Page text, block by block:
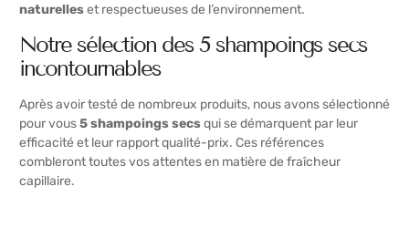
naturelleset respectueuses de l’environnement.
Notre sélection des 5 shampoings secs
incontournables
Après avoir testé de nombreux produits, nous avons sélectionné
pour vous5 shampoings secsqui se démarquent par leur
efficacité et leur rapport qualité-prix. Ces références
combleront toutes vos attentes en matière de fraîcheur
capillaire.